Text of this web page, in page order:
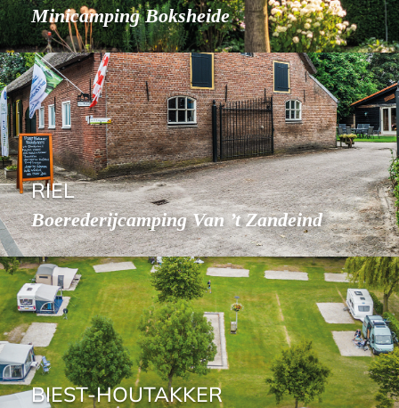
Minicamping Boksheide
RIEL
Boerederijcamping Van ’t Zandeind
BIEST-HOUTAKKER